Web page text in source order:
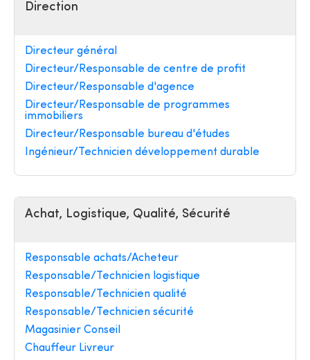
Direction
Directeur général
Directeur/Responsable de centre de profit
Directeur/Responsable d'agence
Directeur/Responsable de programmes
immobiliers
Directeur/Responsable bureau d'études
Ingénieur/Technicien développement durable
Achat, Logistique, Qualité, Sécurité
Responsable achats/Acheteur
Responsable/Technicien logistique
Responsable/Technicien qualité
Responsable/Technicien sécurité
Magasinier Conseil
Chauffeur Livreur